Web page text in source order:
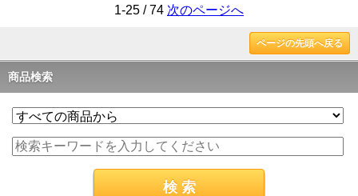
1-25 / 74 次のページへ
ページの先頭へ戻る
商品検索